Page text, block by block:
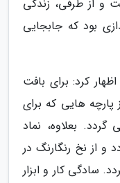
و از طرفی، زندگی
بود که جابجایی
کرد: برای بافت
هایی که برای
بعلاوه، نماد
و از نخ رنگارنگ در
سادگی کار و ابزار